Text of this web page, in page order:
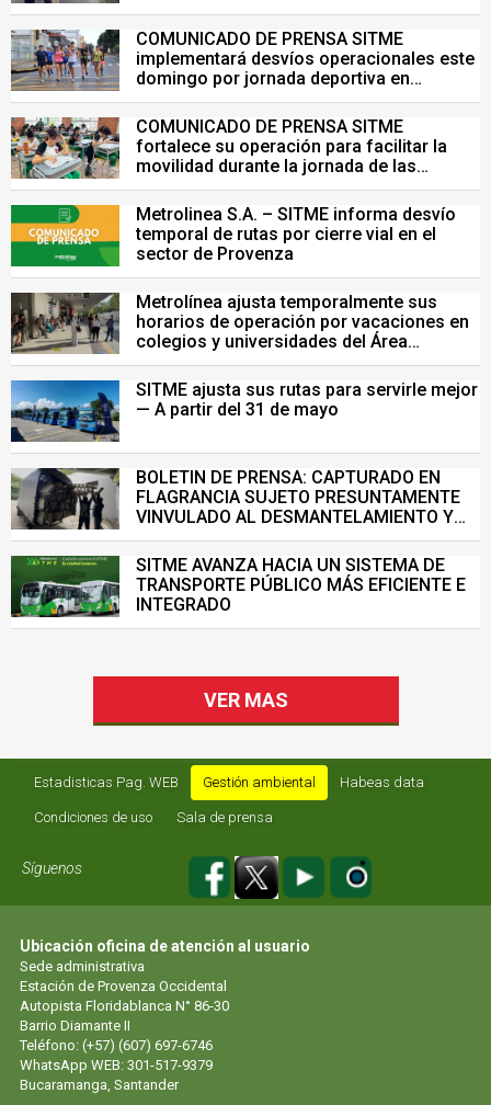
COMUNICADO DE PRENSA SITME
implementará desvíos operacionales este
domingo por jornada deportiva en
Bucaramanga
COMUNICADO DE PRENSA SITME
fortalece su operación para facilitar la
movilidad durante la jornada de las
Pruebas Saber del 26 de julio
Metrolinea S.A. – SITME informa desvío
temporal de rutas por cierre vial en el
sector de Provenza
Metrolínea ajusta temporalmente sus
horarios de operación por vacaciones en
colegios y universidades del Área
Metropolitana de Bucaramanga.
SITME ajusta sus rutas para servirle mejor
— A partir del 31 de mayo
BOLETIN DE PRENSA: CAPTURADO EN
FLAGRANCIA SUJETO PRESUNTAMENTE
VINVULADO AL DESMANTELAMIENTO Y
VENTA ILEGAL DE INFRAESTRUCTURA DEL
SISTEMA DE TRANSPORTE MASIVO
SITME AVANZA HACIA UN SISTEMA DE
TRANSPORTE PÚBLICO MÁS EFICIENTE E
INTEGRADO
VER MAS
Estadisticas Pag. WEB Gestión ambiental Habeas data
Condiciones de uso Sala de prensa
Síguenos
Ubicación oficina de atención al usuario
Sede administrativa
Estación de Provenza Occidental
Autopista Floridablanca N° 86-30
Barrio Diamante II
Teléfono: (+57) (607) 697-6746
WhatsApp WEB: 301-517-9379
Bucaramanga, Santander